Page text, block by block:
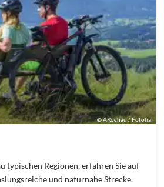
©ARochau / Fotolia
typischen Regionen, erfahren Sie auf
und naturnahe Strecke.